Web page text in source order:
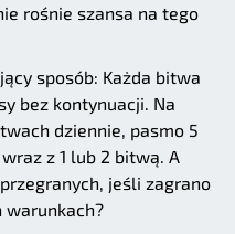
rośnie szansa na tego
sposób: Każda bitwa
bez kontynuacji. Na
dziennie, pasmo 5
z 1 lub 2 bitwą. A
jeśli zagrano
warunkach?